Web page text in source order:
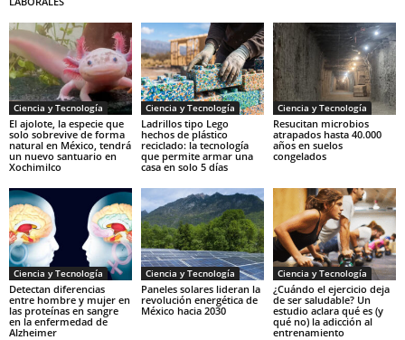
Ciencia y Tecnología
El ajolote, la especie que
solo sobrevive de forma
natural en México, tendrá
un nuevo santuario en
Xochimilco
Ciencia y Tecnología
Ladrillos tipo Lego
hechos de plástico
reciclado: la tecnología
que permite armar una
casa en solo 5 días
Ciencia y Tecnología
Resucitan microbios
atrapados hasta 40.000
años en suelos
congelados
Ciencia y Tecnología
Detectan diferencias
entre hombre y mujer en
las proteínas en sangre
en la enfermedad de
Alzheimer
Ciencia y Tecnología
Paneles solares lideran la
revolución energética de
México hacia 2030
Ciencia y Tecnología
¿Cuándo el ejercicio deja
de ser saludable? Un
estudio aclara qué es (y
qué no) la adicción al
entrenamiento